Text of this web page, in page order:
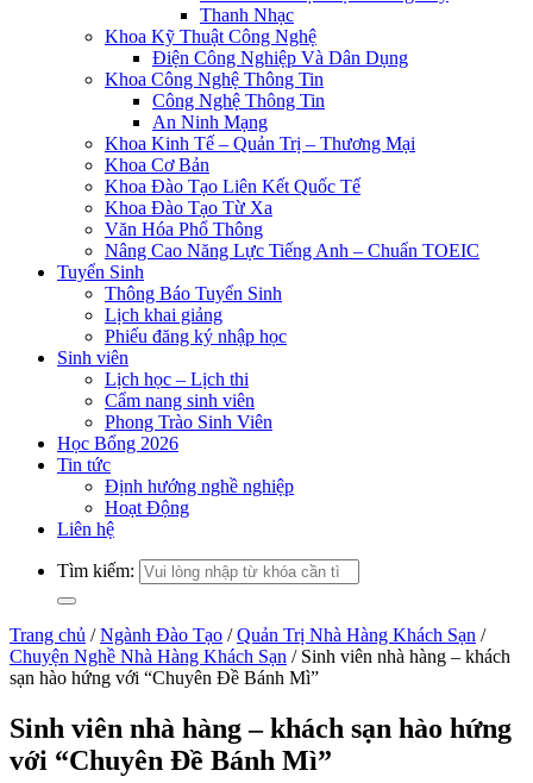
Thanh Nhạc
Khoa Kỹ Thuật Công Nghệ
Điện Công Nghiệp Và Dân Dụng
Khoa Công Nghệ Thông Tin
Công Nghệ Thông Tin
An Ninh Mạng
Khoa Kinh Tế – Quản Trị – Thương Mại
Khoa Cơ Bản
Khoa Đào Tạo Liên Kết Quốc Tế
Khoa Đào Tạo Từ Xa
Văn Hóa Phổ Thông
Nâng Cao Năng Lực Tiếng Anh – Chuẩn TOEIC
Tuyển Sinh
Thông Báo Tuyển Sinh
Lịch khai giảng
Phiếu đăng ký nhập học
Sinh viên
Lịch học – Lịch thi
Cẩm nang sinh viên
Phong Trào Sinh Viên
Học Bổng 2026
Tin tức
Định hướng nghề nghiệp
Hoạt Động
Liên hệ
Tìm kiếm:
Trang chủ / Ngành Đào Tạo / Quản Trị Nhà Hàng Khách Sạn /
Chuyện Nghề Nhà Hàng Khách Sạn / Sinh viên nhà hàng – khách
sạn hào hứng với “Chuyên Đề Bánh Mì”
Sinh viên nhà hàng – khách sạn hào hứng
với “Chuyên Đề Bánh Mì”